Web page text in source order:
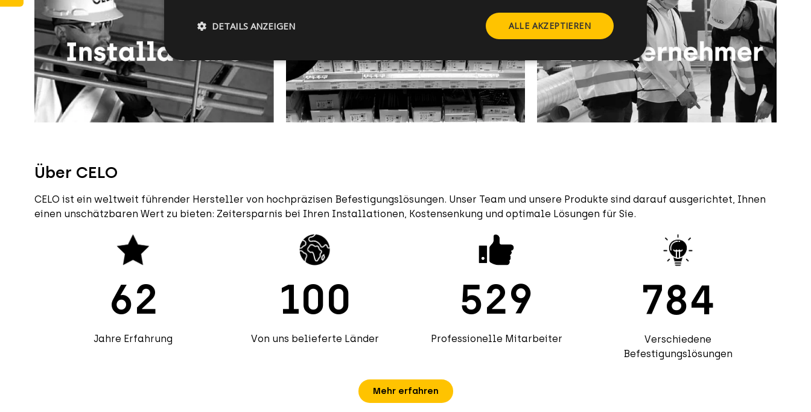
Über CELO
CELO ist ein weltweit führender Hersteller von hochpräzisen Befestigungslösungen. Unser Team und unsere Produkte sind darauf ausgerichtet, Ihnen
einen unschätzbaren Wert zu bieten: Zeitersparnis bei Ihren Installationen, Kostensenkung und optimale Lösungen für Sie.
62
Jahre Erfahrung
100
Von uns belieferte Länder
529
Professionelle Mitarbeiter
784
Verschiedene
Befestigungslösungen
Mehr erfahren
ALLE AKZEPTIEREN
DETAILS ANZEIGEN